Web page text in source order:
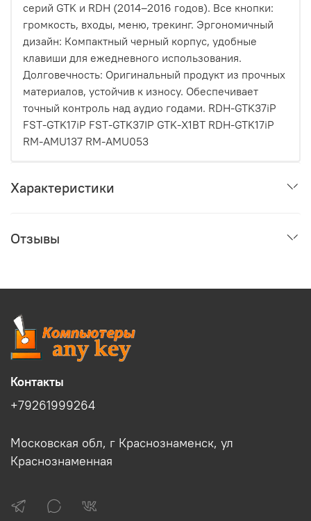
серий GTK и RDH (2014–2016 годов). Все кнопки:
громкость, входы, меню, трекинг. Эргономичный
дизайн: Компактный черный корпус, удобные
клавиши для ежедневного использования.
Долговечность: Оригинальный продукт из прочных
материалов, устойчив к износу. Обеспечивает
точный контроль над аудио годами. RDH-GTK37iP
FST-GTK17iP FST-GTK37IP GTK-X1BT RDH-GTK17iP
RM-AMU137 RM-AMU053
Характеристики
Отзывы
Контакты
+79261999264
Московская обл, г Краснознаменск, ул
Краснознаменная